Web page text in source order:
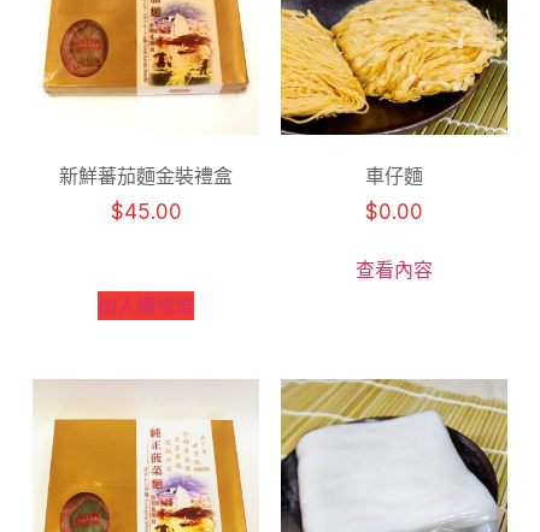
新鮮蕃茄麵金裝禮盒
$45.00
加入購物車
車仔麵
$0.00
查看內容